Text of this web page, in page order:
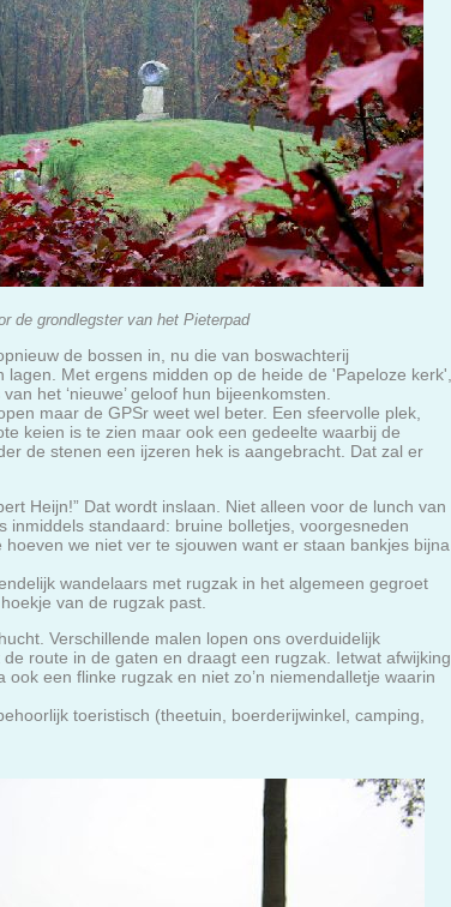
de grondlegster van het Pieterpad
de bossen in, nu die van boswachterij
Met ergens midden op de heide de 'Papeloze kerk',
het ‘nieuwe’ geloof hun bijeenkomsten.
maar de GPSr weet wel beter. Een sfeervolle plek,
keien is te zien maar ook een gedeelte waarbij de
de stenen een ijzeren hek is aangebracht. Dat zal er
Heijn!” Dat wordt inslaan. Niet alleen voor de lunch van
standaard: bruine bolletjes, voorgesneden
we niet ver te sjouwen want er staan bankjes bijna
wandelaars met rugzak in het algemeen gegroet
van de rugzak past.
Verschillende malen lopen ons overduidelijk
route in de gaten en draagt een rugzak. Ietwat afwijking
een flinke rugzak en niet zo’n niemendalletje waarin
toeristisch (theetuin, boerderijwinkel, camping,